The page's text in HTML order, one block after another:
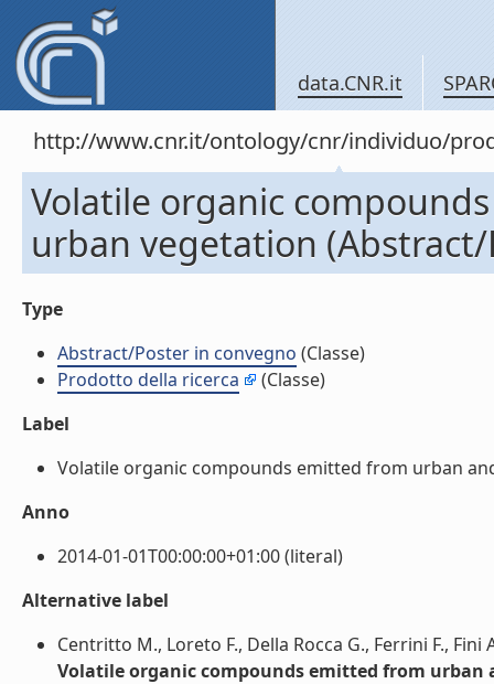
data.CNR.it
http://www.cnr.it/ontology/cnr/individuo/
Volatile organic
urban vegetation
Type
Abstract/Poster in convegno (Classe)
Prodotto della ricerca
(Classe)
Label
Volatile organic compounds emitted from urban
Anno
2014-01-01T00:00:00+01:00 (literal)
Alternative label
Centritto M., Loreto F., Della Rocca G., Ferrini F., Fini
Volatile organic compounds emitted from urban